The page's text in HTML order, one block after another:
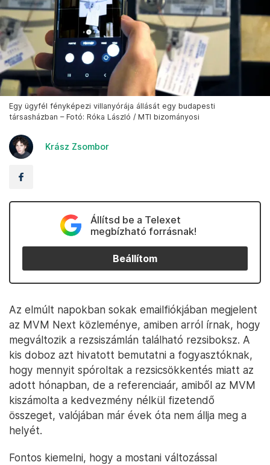
Egy ügyfél fényképezi villanyórája állását egy budapesti
társasházban – Fotó: Róka László / MTI bizományosi
Krász Zsombor
Állítsd be a Telexet
megbízható forrásnak!
Beállítom
Az elmúlt napokban sokak emailfiókjában megjelent
az MVM Next közleménye, amiben arról írnak, hogy
megváltozik a rezsiszámlán található rezsiboksz. A
kis doboz azt hivatott bemutatni a fogyasztóknak,
hogy mennyit spóroltak a rezsicsökkentés miatt az
adott hónapban, de a referenciaár, amiből az MVM
kiszámolta a kedvezmény nélkül fizetendő
összeget, valójában már évek óta nem állja meg a
helyét.
Fontos kiemelni, hogy a mostani változással